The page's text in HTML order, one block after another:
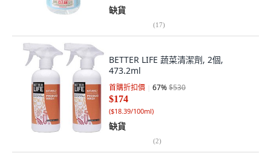
缺貨
(17)
BETTER LIFE 蔬菜清潔劑, 2個,
473.2ml
首購折扣價 67%$530
$174
($18.39/100ml)
缺貨
(2)